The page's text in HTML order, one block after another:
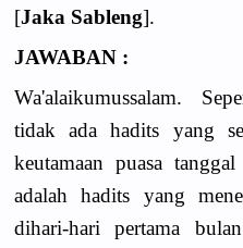
[Jaka Sableng].
JAWABAN :
Wa'alaikumussalam.
tidak ada hadits yang
keutamaan puasa
adalah hadits yang
dihari-hari pertama